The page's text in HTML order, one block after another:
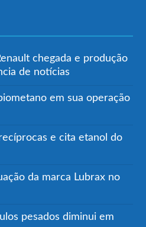
chegada e produção
de notícias
em sua operação
e cita etanol do
da marca Lubrax no
pesados diminui em